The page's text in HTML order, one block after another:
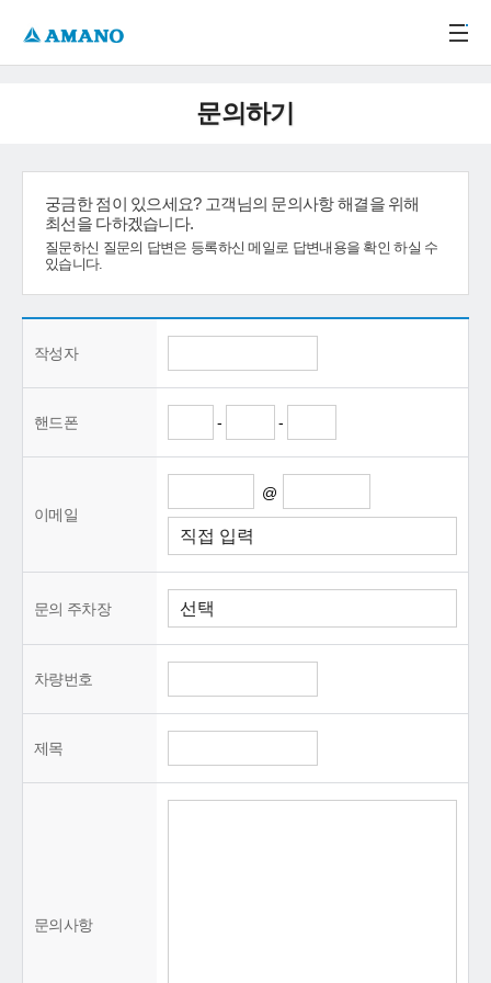
문의하기
궁금한 점이 있으세요? 고객님의 문의사항 해결을 위해
최선을 다하겠습니다.
질문하신 질문의 답변은 등록하신 메일로 답변내용을 확인 하실 수
있습니다.
작성자
핸드폰 - -
이메일
@
문의 주차장
차량번호
제목
문의사항